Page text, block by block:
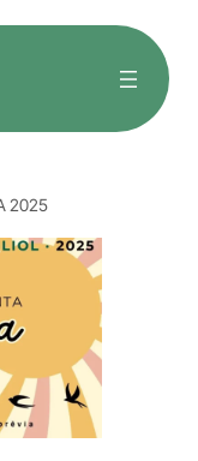
2025